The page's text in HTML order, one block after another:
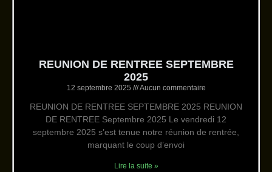
REUNION DE RENTREE SEPTEMBRE
2025
12 septembre 2025 Aucun commentaire
REUNION DE RENTREE SEPTEMBRE 2025 REUNION
DE RENTREE Septembre 2025 Le vendredi 12
septembre 2025 s’est tenue notre réunion de rentrée,
marquant le coup d’envoi
Lire la suite »